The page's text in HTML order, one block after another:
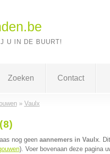
U IN DE BUURT!
Zoeken Contact
» Vaulx
nog geen aannemers in Vaulx.
). Voer bovenaan deze pagina